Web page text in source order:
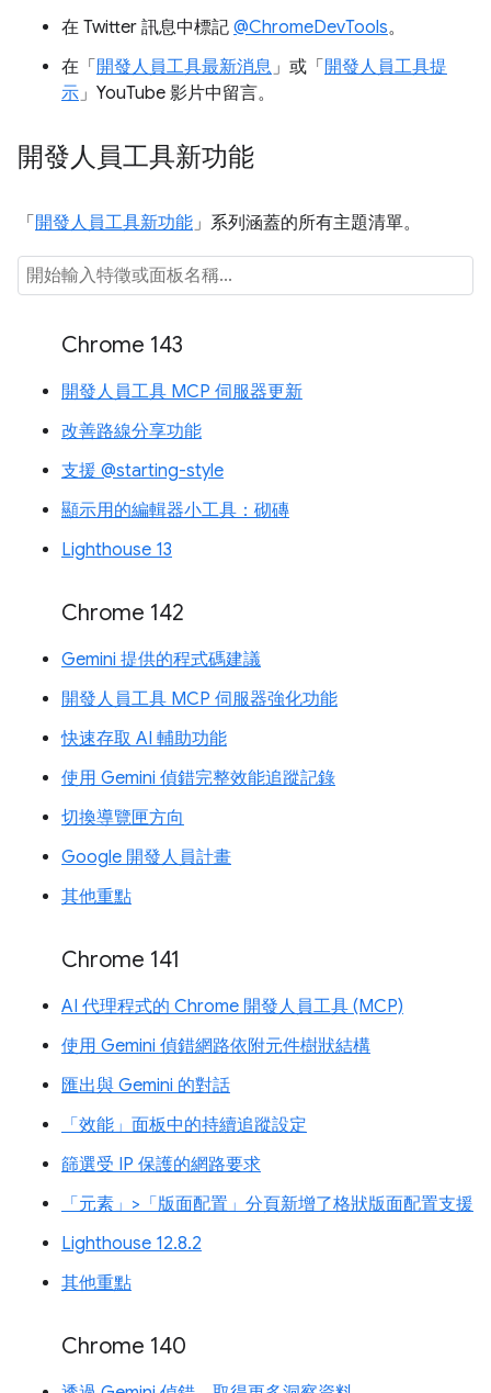
在 Twitter 訊息中標記 @ChromeDevTools。
在「開發人員工具最新消息 」或「開發人員工具提
示 」YouTube 影片中留言。
開發人員工具新功能
「開發人員工具新功能 」系列涵蓋的所有主題清單。
Chrome 143
開發人員工具 MCP 伺服器更新
改善路線分享功能
支援 @starting-style
顯示用的編輯器小工具：砌磚
Lighthouse 13
Chrome 142
Gemini 提供的程式碼建議
開發人員工具 MCP 伺服器強化功能
快速存取 AI 輔助功能
使用 Gemini 偵錯完整效能追蹤記錄
切換導覽匣方向
Google 開發人員計畫
其他重點
Chrome 141
AI 代理程式的 Chrome 開發人員工具 (MCP)
使用 Gemini 偵錯網路依附元件樹狀結構
匯出與 Gemini 的對話
「效能」面板中的持續追蹤設定
篩選受 IP 保護的網路要求
「元素」>「版面配置」分頁新增了格狀版面配置支援
Lighthouse 12.8.2
其他重點
Chrome 140